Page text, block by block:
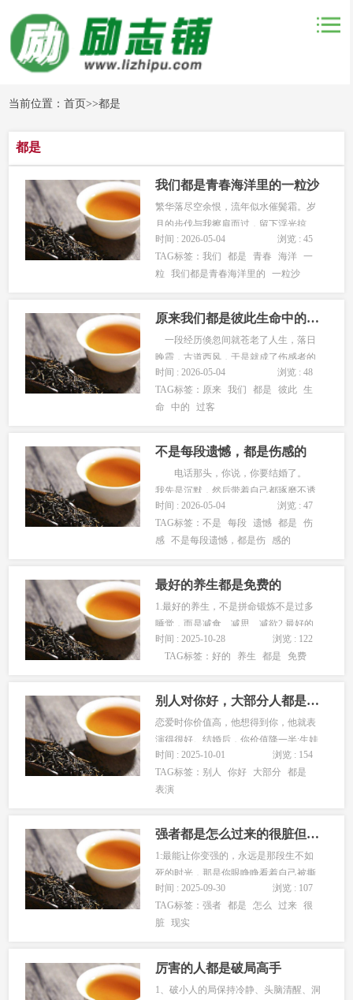
当前位置：首页>>都是
都是
我们都是青春海洋里的一粒沙
繁华落尽空余恨，流年似水催鬓霜。岁
月的步伐与我擦肩而过，留下浮光掠
影。灿烂的花儿在风中摇曳，记忆的灯
若隐若现。苍老的心挥起一缕浓墨，点
缀昨日的夕阳。静走一段历程，数点繁
春的薄雾。 陌上花开寻难归，可懂落
时间 : 2026-05-04
浏览 : 45
TAG标签：我们 都是 青春 海洋 一
粒
我们都是青春海洋里的 一粒沙
原来我们都是彼此生命中的过客
一段经历倏忽间就苍老了人生，落日
晚霞，古道西风，于是就成了伤感者的
归宿。日子里，一些来往的人走走停
停，而最终能留下的没几个。读着岁
月，读着冷暖，便也慢慢明白，原来我
合才会相遇，留下一段或唯美或感伤的
故事。...
时间 : 2026-05-04
浏览 : 48
TAG标签： 原来 我们 都是 彼此 生
命
中的 过客
不是每段遗憾，都是伤感的
电话那头，你说，你要结婚了。
我先是沉默，然后带着自己都琢磨不透
的心绪，轻声笑道:“恭喜！”。 在妻子
疑惑的眼神中，我抱起一旁正用粉嫩小
手，摸着我稀疏的胡渣的女儿，故意将
轻松道:“我的初恋，要结婚了。”...
时间 : 2026-05-04
浏览 : 47
TAG标签：不是 每段 遗憾 都是
伤
感 不是每段遗憾，都是伤 感的
最好的养生都是免费的
1.最好的养生，不是拼命锻炼不是过多
睡觉，而是减食、减思、减欲2.最好的
养脑，不是过度进补不是死记硬背，而
是常学、常悟、常静3.最好的养颜，不
宽、心善、心喜4.最好的养气，不是吃
名贵补药不是依赖吸氧，而是常笑...
时间 : 2025-10-28
浏览 : 122
TAG标签：好的 养生 都是 免费
别人对你好，大部分人都是表演
恋爱时你价值高，他想得到你，他就表
演得很好。结婚后，你价值降一半;生娃
后，你身材走样，价值又降一半;如果再
没有收入，更加没有价值。不是男人变
了，而是你的价值太低，男人不想表演
好，不是自己不努力，而是大部分人
时间 : 2025-10-01
浏览 : 154
TAG标签： 别人 你好 大部分
都是
表演
强者都是怎么过来的很脏但很现实
1:最能让你变强的，永远是那段生不如
死的时光，那是你眼睁睁看着自己被撕
碎，再亲手将自己重组的过程，曾与恶
魔亲近，永远无法成为天使。2:从你不
再依赖感情，不再相信道德，不再认可
越来越紧，送礼越来越狠，执行力...
时间 : 2025-09-30
浏览 : 107
TAG标签：强者 都是 怎么 过来 很
脏
现实
厉害的人都是破局高手
1、破小人的局保持冷静、头脑清醒、洞